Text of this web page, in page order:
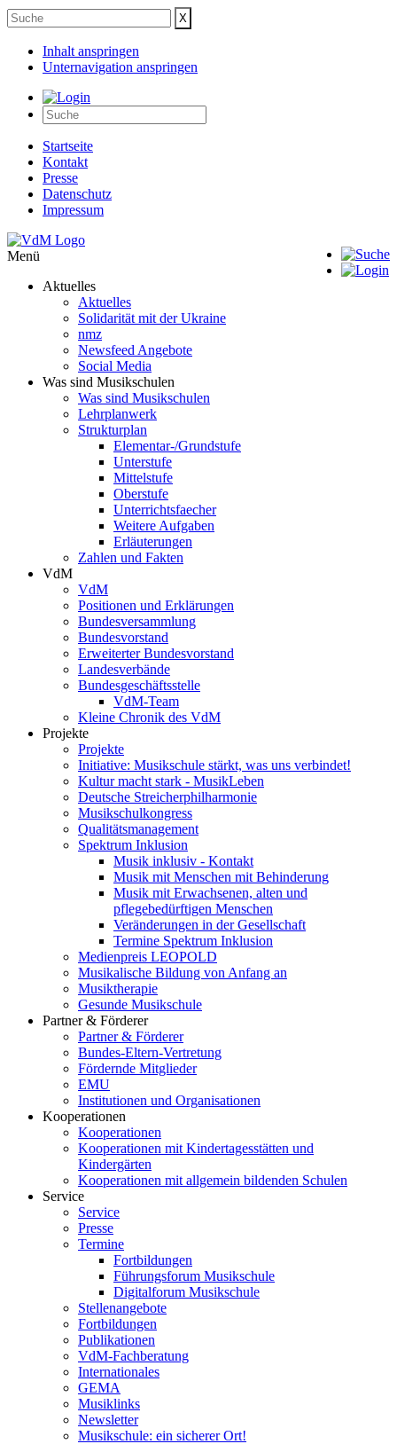
Inhalt anspringen
Unternavigation anspringen
Startseite
Kontakt
Presse
Datenschutz
Impressum
Menü
Aktuelles
Aktuelles
Solidarität mit der Ukraine
nmz
Newsfeed Angebote
Social Media
Was sind Musikschulen
Was sind Musikschulen
Lehrplanwerk
Strukturplan
Elementar-/Grundstufe
Unterstufe
Mittelstufe
Oberstufe
Unterrichtsfaecher
Weitere Aufgaben
Erläuterungen
Zahlen und Fakten
VdM
VdM
Positionen und Erklärungen
Bundesversammlung
Bundesvorstand
Erweiterter Bundesvorstand
Landesverbände
Bundesgeschäftsstelle
VdM-Team
Kleine Chronik des VdM
Projekte
Projekte
Initiative: Musikschule stärkt, was uns verbindet!
Kultur macht stark - MusikLeben
Deutsche Streicherphilharmonie
Musikschulkongress
Qualitätsmanagement
Spektrum Inklusion
Musik inklusiv - Kontakt
Musik mit Menschen mit Behinderung
Musik mit Erwachsenen, alten und
pflegebedürftigen Menschen
Veränderungen in der Gesellschaft
Termine Spektrum Inklusion
Medienpreis LEOPOLD
Musikalische Bildung von Anfang an
Musiktherapie
Gesunde Musikschule
Partner & Förderer
Partner & Förderer
Bundes-Eltern-Vertretung
Fördernde Mitglieder
EMU
Institutionen und Organisationen
Kooperationen
Kooperationen
Kooperationen mit Kindertagesstätten und
Kindergärten
Kooperationen mit allgemein bildenden Schulen
Service
Service
Presse
Termine
Fortbildungen
Führungsforum Musikschule
Digitalforum Musikschule
Stellenangebote
Fortbildungen
Publikationen
VdM-Fachberatung
Internationales
GEMA
Musiklinks
Newsletter
Musikschule: ein sicherer Ort!